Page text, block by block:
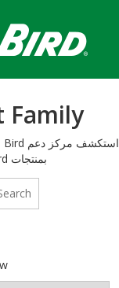
Family
بمنتجات Rain Bird الحالية والتي توقف إنتاجها.